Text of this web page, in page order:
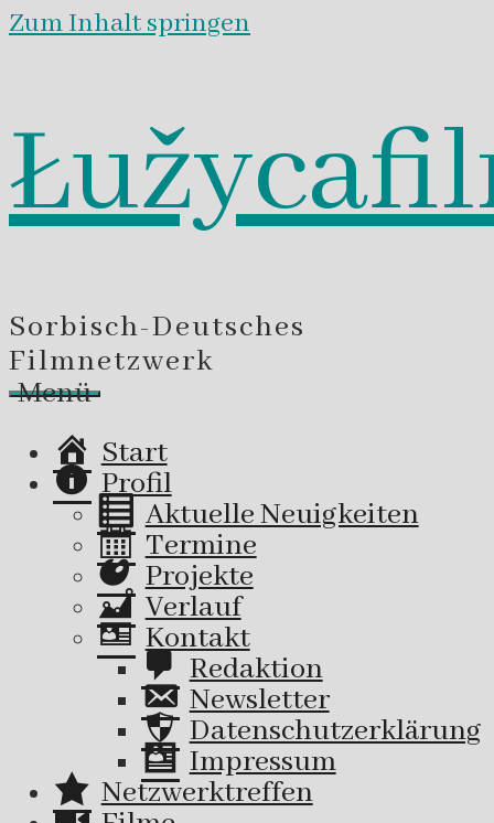
Zum Inhalt springen
Sorbisch-Deutsches
Filmnetzwerk
Menü
Start
Profil
Aktuelle Neuigkeiten
Termine
Projekte
Verlauf
Kontakt
Redaktion
Newsletter
Datenschutzerklärung
Impressum
Netzwerktreffen